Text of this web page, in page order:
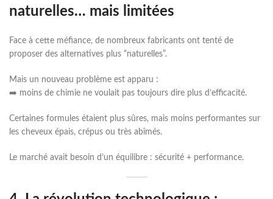
naturelles… mais limitées
Face à cette méfiance, de nombreux fabricants ont tenté de
proposer des alternatives plus “naturelles”.
Mais un nouveau problème est apparu :
➡️ moins de chimie ne voulait pas toujours dire plus d’efficacité.
Certaines formules étaient plus sûres, mais moins performantes sur
les cheveux épais, crépus ou très abîmés.
Le marché avait besoin d’un équilibre : sécurité + performance.